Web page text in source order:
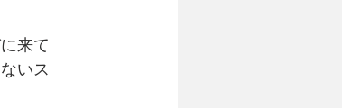
来て
いス